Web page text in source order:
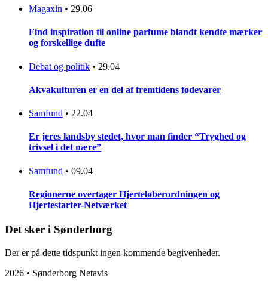
Magaxin • 29.06
Find inspiration til online parfume blandt kendte mærker
og forskellige dufte
Debat og politik • 29.04
Akvakulturen er en del af fremtidens fødevarer
Samfund • 22.04
Er jeres landsby stedet, hvor man finder “Tryghed og
trivsel i det nære”
Samfund • 09.04
Regionerne overtager Hjerteløberordningen og
Hjertestarter-Netværket
Det sker i Sønderborg
Der er på dette tidspunkt ingen kommende begivenheder.
2026 • Sønderborg Netavis